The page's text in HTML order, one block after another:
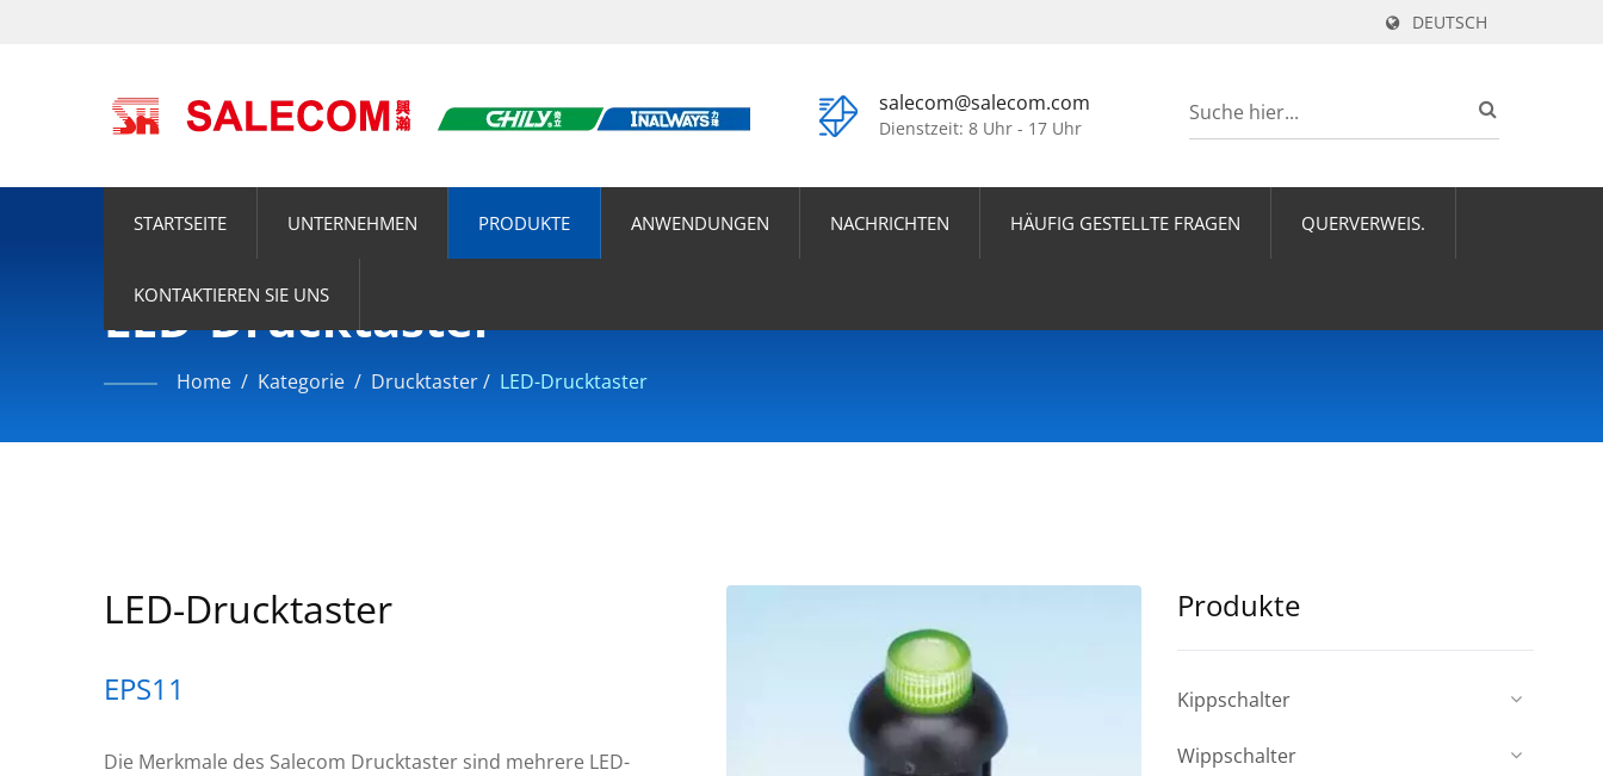
DEUTSCH
salecom@salecom.com
Dienstzeit: 8 Uhr - 17 Uhr
STARTSEITE UNTERNEHMEN PRODUKTE ANWENDUNGEN NACHRICHTEN HÄUFIG GESTELLTE FRAGEN QUERVERWEIS.
KONTAKTIEREN SIE UNS
LED-Drucktaster
Home / Kategorie / Drucktaster/ LED-Drucktaster
LED-Drucktaster
EPS11
Die Merkmale des Salecom Drucktaster sind mehrere LED-
Produkte
Kippschalter
Wippschalter